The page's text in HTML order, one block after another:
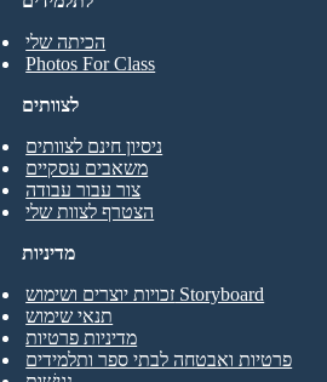
הכיתה שלי
Photos For Class
לצוותים
ניסיון חינם לצוותים
משאבים עסקיים
צור עבור עבודה
הצטרף לצוות שלי
מדיניות
זכויות יוצרים ושימוש Storyboard
תנאי שימוש
מדיניות פרטיות
פרטיות ואבטחה לבתי ספר ותלמידים